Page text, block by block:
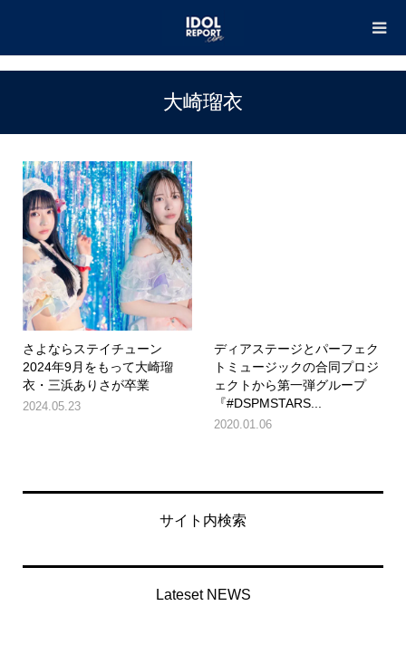
大崎瑠衣
さよならステイチューン
2024年9月をもって大崎瑠
衣・三浜ありさが卒業
2024.05.23
ディアステージとパーフェク
トミュージックの合同プロジ
ェクトから第一弾グループ
『#DSPMSTARS...
2020.01.06
サイト内検索
Lateset NEWS